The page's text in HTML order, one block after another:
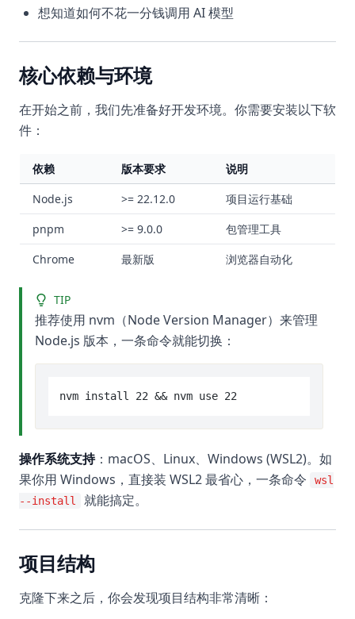
想知道如何不花一分钱调用 AI 模型
核心依赖与环境
在开始之前，我们先准备好开发环境。你需要安装以下软
件：
依赖 版本要求
说明
Node.js
>= 22.12.0
项目运行基础
pnpm
>= 9.0.0
包管理工具
Chrome
最新版 浏览器自动化
TIP
推荐使用 nvm（Node Version Manager）来管理
Node.js 版本，一条命令就能切换：
操作系统支持：macOS、Linux、Windows (WSL2)。如
果你用 Windows，直接装 WSL2 最省心，一条命令
wsl
--install
就能搞定。
项目结构
克隆下来之后，你会发现项目结构非常清晰：